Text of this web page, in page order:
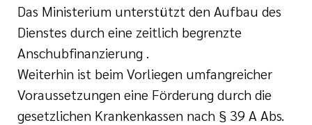
Das Ministerium unterstützt den Aufbau des
Dienstes durch eine zeitlich begrenzte
Anschubfinanzierung .
Weiterhin ist beim Vorliegen umfangreicher
Voraussetzungen eine Förderung durch die
gesetzlichen Krankenkassen nach § 39 A Abs.